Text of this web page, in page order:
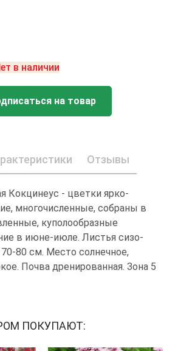
в наличии
на товар
Отзывы
Кокцинеус - цветки ярко-
многочисленные, собраны в
куполообразные
в июне-июле. Листья сизо-
80 см. Место солнечное,
Почва дренированная. Зона 5
ПОКУПАЮТ: